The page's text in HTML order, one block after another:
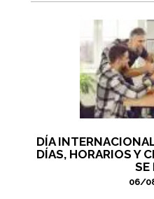
DÍA
DÍAS, HORARIOS Y
SE
06/